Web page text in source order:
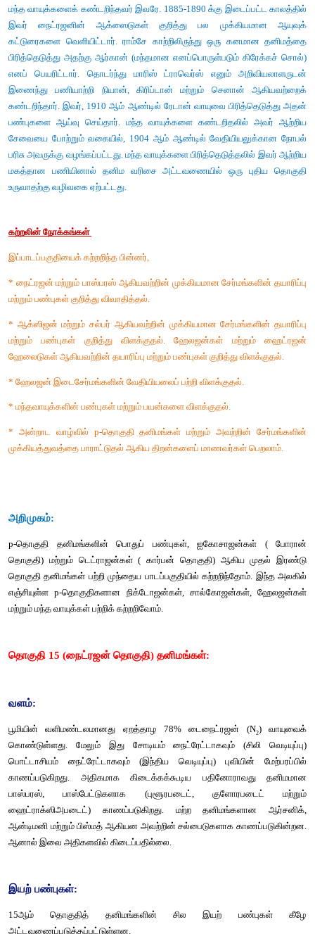
சர் வில்லியம் ராம்சே, ' (1852 - 1916)
சர் வில்லியம் ராம்சே ஒரு ஸ்காட்லேண்டைச் சார்ந்த வேதியியல்
மந்த வாயுக்களைக் கண்டறிந்தவர் இவரே. 1885-1890 க்கு
இவர் நைட்ரஜனின் ஆக்ஸைடுகள் குறித்து பல
பிரித்தெடுத்து அதற்கு ஆர்கான் (மந்தமான எனப்பொருள்படும்
எனப் பெயரிட்டார். தொடர்ந்து மாரிஸ் ட்ராவெர்ஸ் எனும்
கண்டறிந்தார். இவர், 1910 ஆம் ஆண்டில் ரேடான் வாயுவை
சேவையை போற்றும் வகையில், 1904 ஆம் ஆண்டில்
பரிசு அவருக்கு வழங்கப்பட்டது. மந்த வாயுக்களை
கற்றலின் நோக்கங்கள்
* நைட்ரஜன் மற்றும் பாஸ்பரஸ் ஆகியவற்றின் முக்கியமான
* ஆக்ஸிஜன் மற்றும் சல்பர் ஆகியவற்றின் முக்கியமான
மற்றும் பண்புகள் குறித்து விளக்குதல். ஹேலஜன்கள்
ஹேலைடுகள் ஆகியவற்றின் தயாரிப்பு மற்றும் பண்புகள் குறித்து
* அன்றாட வாழ்வில் p-தொகுதி தனிமங்கள் மற்றும்
அறிமுகம்:
p-தொகுதி தனிமங்களின் பொதுப் பண்புகள்,
தொகுதி தனிமங்கள் பற்றி முந்தைய பாடப்பகுதியில்
மற்றும் மந்த வாயுக்கள் பற்றிக் கற்றறிவோம்.